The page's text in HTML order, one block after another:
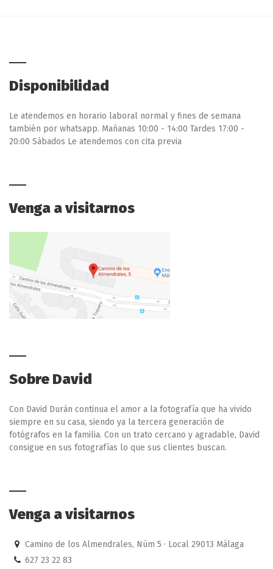
Disponibilidad
Le atendemos en horario laboral normal y fines de semana
también por whatsapp. Mañanas 10:00 - 14:00 Tardes 17:00 -
20:00 Sábados Le atendemos con cita previa
Venga a visitarnos
Sobre David
Con David Durán continua el amor a la fotografía que ha vivido
siempre en su casa, siendo ya la tercera generación de
fotógrafos en la familia. Con un trato cercano y agradable, David
consigue en sus fotografías lo que sus clientes buscan.
Venga a visitarnos
Camino de los Almendrales, Núm 5 · Local 29013 Málaga
627 23 22 83